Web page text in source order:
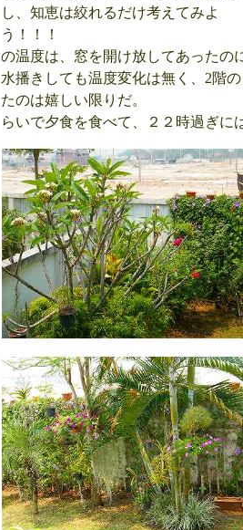
し、知恵は絞れるだけ考えてみよ
う！！！ 今日
の温度は、窓を開け放してあっ
水播きしても温度変化は無く、2階
たのは嬉しい
らいで夕食を食べて、２２時過ぎに